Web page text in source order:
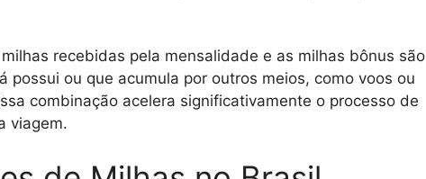
recebidas pela mensalidade e as milhas bônus são
possui ou que acumula por outros meios, como voos ou
combinação acelera significativamente o processo de
viagem.